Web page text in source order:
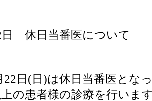
日 休日当番医について
日(日)は休日当番医とな
の患者様の診療を行いま